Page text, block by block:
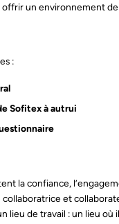
un environnement
:
Sofitex à autrui
la confiance,
et
lieu de travail : un lieu où